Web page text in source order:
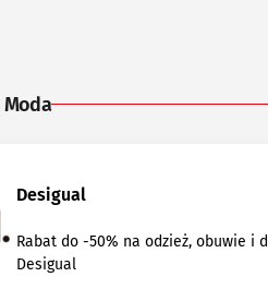
Moda
Desigual
Rabat do -50% na odzież, obuwie i
Desigual